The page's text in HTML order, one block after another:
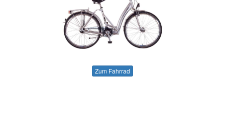
Zum Fahrrad